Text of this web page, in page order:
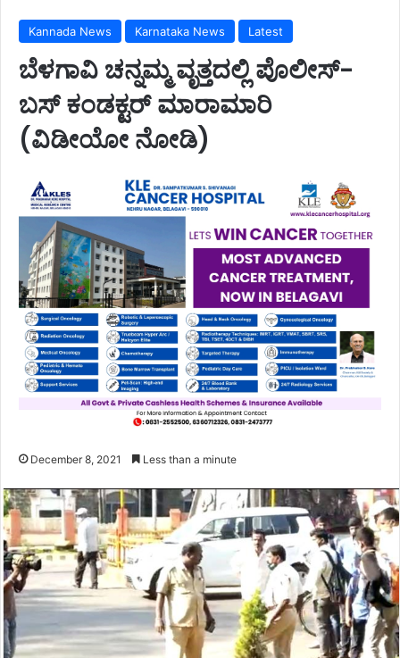
Kannada News Karnataka News Latest
ಬೆಳಗಾವಿ ಚನ್ನಮ್ಮ ವೃತ್ತದಲ್ಲಿ ಪೊಲೀಸ್-
ಬಸ್ ಕಂಡಕ್ಟರ್ ಮಾರಾಮಾರಿ
(ವಿಡೀಯೋ ನೋಡಿ)
December 8, 2021 Less than a minute